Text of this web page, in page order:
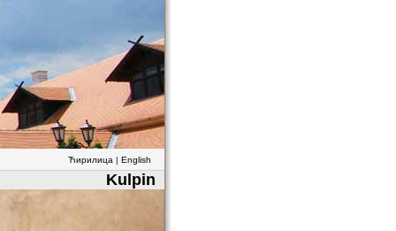
Ћирилица | English
Kulpin